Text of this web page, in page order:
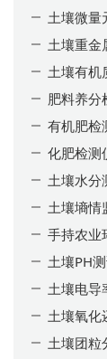
土壤微量
土壤重金
土壤有机
肥料养分
有机肥检
化肥检测
土壤水分
土壤墒情
手持农业
土壤PH
土壤电导
土壤氧化
土壤团粒